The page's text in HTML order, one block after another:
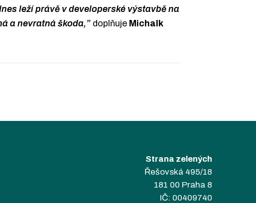
leží právě v developerské výstavbě na
a nevratná škoda,” doplňuje Michalk
Strana zelených
Řešovská 495/18
181 00 Praha 8
IČ: 00409740